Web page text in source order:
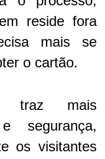
reside fora
mais se
o cartão.
traz mais
segurança,
os visitantes